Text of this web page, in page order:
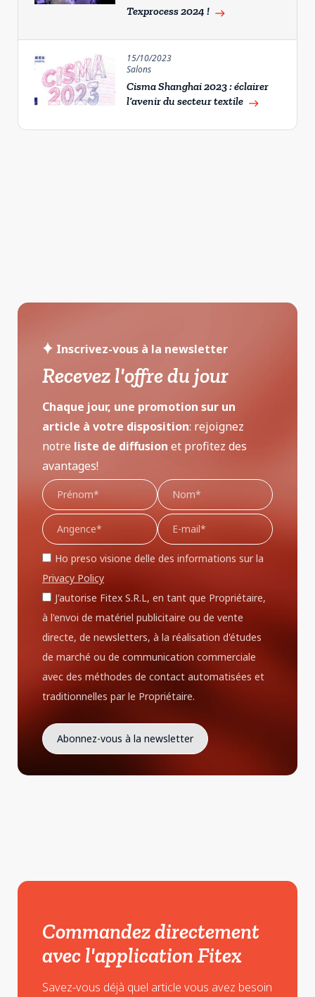
Texprocess 2024 ! east
15/10/2023
Salons
Cisma Shanghai 2023 : éclairer
l’avenir du secteur textile east
Inscrivez-vous à la newsletter
Recevez l'offre du jour
Chaque jour, une promotion sur un
article à votre disposition: rejoignez
notre liste de diffusion et profitez des
avantages!
Ho preso visione delle des informations sur la
Privacy Policy
J'autorise Fitex S.R.L, en tant que Propriétaire,
à l'envoi de matériel publicitaire ou de vente
directe, de newsletters, à la réalisation d'études
de marché ou de communication commerciale
avec des méthodes de contact automatisées et
traditionnelles par le Propriétaire.
Commandez directement
avec l'application Fitex
Savez-vous déjà quel article vous avez besoin